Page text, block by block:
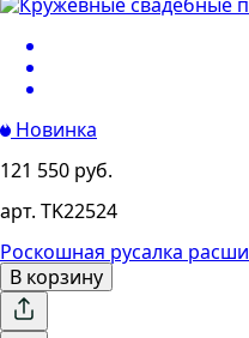
Новинка
121 550 руб.
арт. TK22524
Роскошная русалка
В корзину